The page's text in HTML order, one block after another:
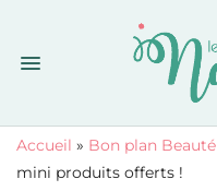
Accueil » Bon plan Beauté
mini produits offerts !